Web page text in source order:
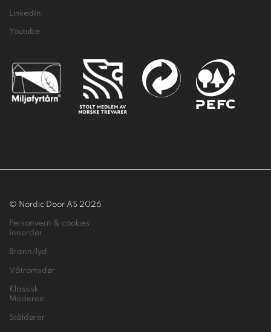
LinkedIn
Youtube
© Nordic Door AS 2026
Personvern & cookies
Innerdør
Brann/lyd
Våtromsdør
Klassisk
Moderne
Ståldører